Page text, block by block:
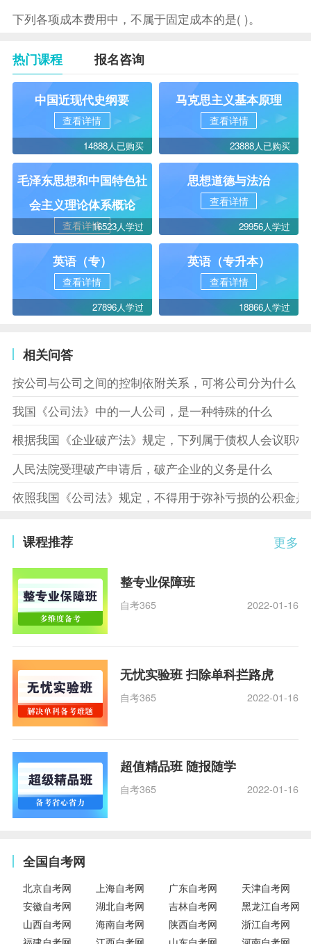
下列各项成本费用中，不属于固定成本的是( )。
热门课程 报名咨询
中国近现代史纲要
查看详情
14888人已购买
马克思主义基本原理
查看详情
23888人已购买
毛泽东思想和中国特色社
会主义理论体系概论
查看详情16523人学过
思想道德与法治
查看详情
29956人学过
英语（专）
查看详情
27896人学过
英语（专升本）
查看详情
18866人学过
相关问答
按公司与公司之间的控制依附关系，可将公司分为什么
我国《公司法》中的一人公司，是一种特殊的什么
根据我国《企业破产法》规定，下列属于债权人会议职
人民法院受理破产申请后，破产企业的义务是什么
依照我国《公司法》规定，不得用于弥补亏损的公积金是
更多
课程推荐
整专业保障班
自考365 2022-01-16
无忧实验班 扫除单科拦路虎
自考365 2022-01-16
超值精品班 随报随学
自考365 2022-01-16
全国自考网
北京自考网 上海自考网 广东自考网
天津自考网
安徽自考网
湖北自考网 吉林自考网
黑龙江自考网
山西自考网
海南自考网 陕西自考网
浙江自考网